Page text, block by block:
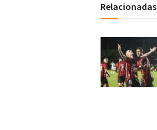
Relacionadas